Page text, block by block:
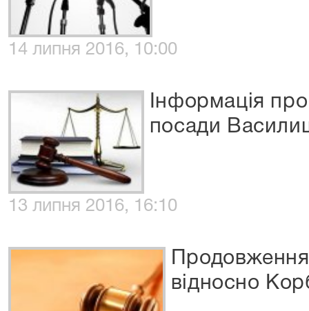
14 липня 2016, 10:00
Інформація
посади
13 липня 2016, 16:10
відносно